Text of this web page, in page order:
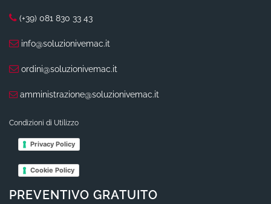
(+39) 081 830 33 43
info@soluzionivemac.it
ordini@soluzionivemac.it
amministrazione@soluzionivemac.it
Condizioni di Utilizzo
Privacy Policy
Cookie Policy
PREVENTIVO GRATUITO